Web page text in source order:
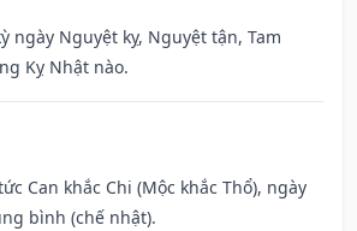
ngày Nguyệt kỵ, Nguyệt tận, Tam
Kỵ Nhật nào.
Can khắc Chi (Mộc khắc Thổ), ngày
bình (chế nhật).